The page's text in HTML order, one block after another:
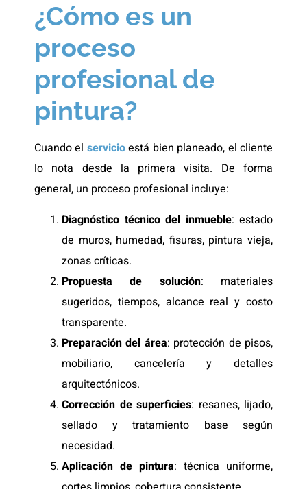
¿Cómo es un
proceso
profesional de
pintura?
Cuando el servicioestá bien planeado, el cliente
lo nota desde la primera visita. De forma
general, un proceso profesional incluye:
Diagnóstico técnico del inmueble: estado
de muros, humedad, fisuras, pintura vieja,
zonas críticas.
Propuesta de solución: materiales
sugeridos, tiempos, alcance real y costo
transparente.
Preparación del área: protección de pisos,
mobiliario, cancelería y detalles
arquitectónicos.
Corrección de superficies: resanes, lijado,
sellado y tratamiento base según
necesidad.
Aplicación de pintura: técnica uniforme,